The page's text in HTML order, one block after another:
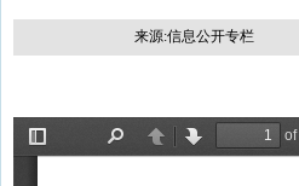
来源:信息公开专栏